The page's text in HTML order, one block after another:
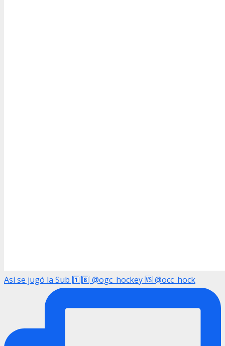
Así se jugó la Sub 1️⃣8️⃣ @ogc_hockey 🆚 @occ_hock